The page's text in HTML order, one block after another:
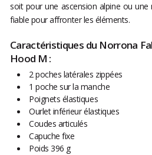
soit pour une ascension alpine ou
fiable pour affronter les éléments.
Caractéristiques du Norrona
Hood M :
2 poches latérales zippées
1 poche sur la manche
Poignets élastiques
Ourlet inférieur élastiques
Coudes articulés
Capuche fixe
Poids 396 g